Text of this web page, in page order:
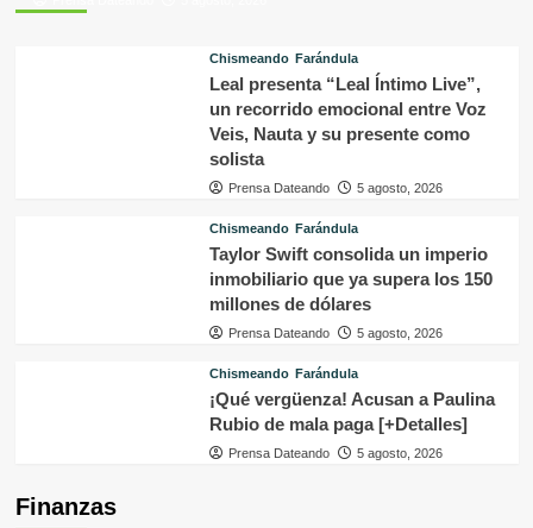
Chismeando Farándula
Leal presenta “Leal Íntimo Live”,
un recorrido emocional entre Voz
Veis, Nauta y su presente como
solista
Prensa Dateando 5 agosto, 2026
Chismeando Farándula
Taylor Swift consolida un imperio
inmobiliario que ya supera los 150
millones de dólares
Prensa Dateando 5 agosto, 2026
Chismeando Farándula
¡Qué vergüenza! Acusan a Paulina
Rubio de mala paga [+Detalles]
Prensa Dateando 5 agosto, 2026
Finanzas